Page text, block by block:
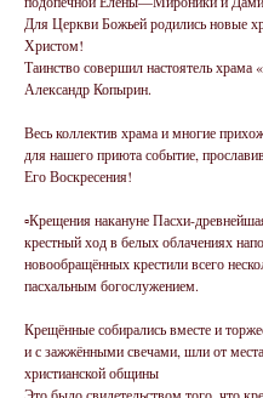
Для Церкви Божьей родились новые
Христом!
Таинство совершил настоятель храма
Александр Копырин.
Весь коллектив храма и многие
для нашего приюта событие,
Его Воскресения!
▫️Крещения накануне Пасхи-
крестный ход в белых облачениях
новообращённых крестили всего
пасхальным богослужением.
Крещённые собирались вместе и
и с зажжёнными свечами, шли от
христианской общины